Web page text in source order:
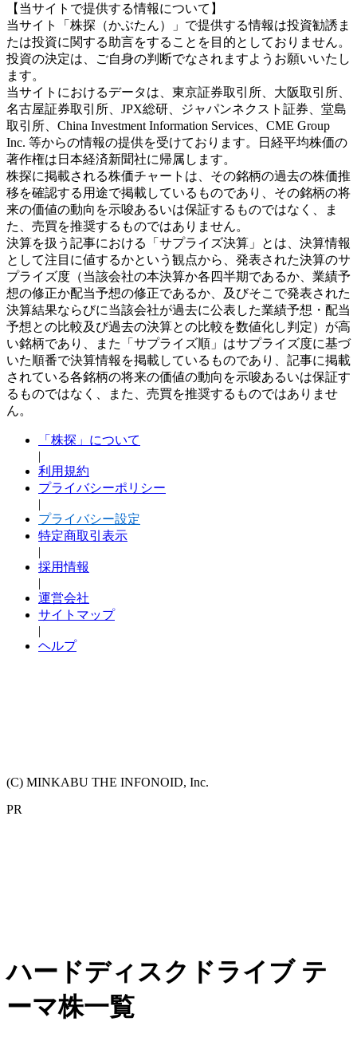
【当サイトで提供する情報について】
当サイト「株探（かぶたん）」で提供する情報は投資勧誘ま
たは投資に関する助言をすることを目的としておりません。
投資の決定は、ご自身の判断でなされますようお願いいたし
ます。
当サイトにおけるデータは、東京証券取引所、大阪取引所、
名古屋証券取引所、JPX総研、ジャパンネクスト証券、堂島
取引所、China Investment Information Services、CME Group
Inc. 等からの情報の提供を受けております。日経平均株価の
著作権は日本経済新聞社に帰属します。
株探に掲載される株価チャートは、その銘柄の過去の株価推
移を確認する用途で掲載しているものであり、その銘柄の将
来の価値の動向を示唆あるいは保証するものではなく、ま
た、売買を推奨するものではありません。
決算を扱う記事における「サプライズ決算」とは、決算情報
として注目に値するかという観点から、発表された決算のサ
プライズ度（当該会社の本決算か各四半期であるか、業績予
想の修正か配当予想の修正であるか、及びそこで発表された
決算結果ならびに当該会社が過去に公表した業績予想・配当
予想との比較及び過去の決算との比較を数値化し判定）が高
い銘柄であり、また「サプライズ順」はサプライズ度に基づ
いた順番で決算情報を掲載しているものであり、記事に掲載
されている各銘柄の将来の価値の動向を示唆あるいは保証す
るものではなく、また、売買を推奨するものではありませ
ん。
「株探」について
|
利用規約
プライバシーポリシー
|
プライバシー設定
特定商取引表示
|
採用情報
|
運営会社
サイトマップ
|
ヘルプ
(C) MINKABU THE INFONOID, Inc.
PR
ハードディスクドライブ テ
ーマ株一覧